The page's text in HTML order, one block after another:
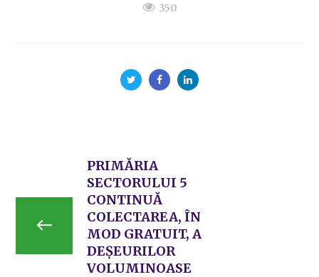
350
PRIMĂRIA
SECTORULUI 5
CONTINUĂ
COLECTAREA, ÎN
MOD GRATUIT, A
DEȘEURILOR
VOLUMINOASE